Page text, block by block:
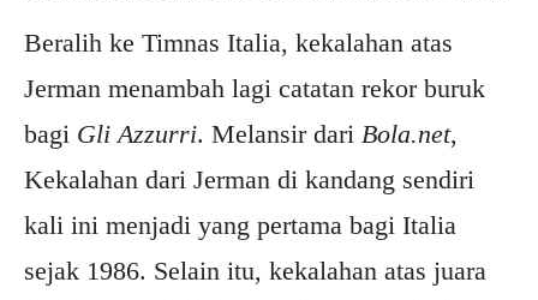
Beralih ke Timnas Italia, kekalahan atas
Jerman menambah lagi catatan rekor buruk
bagi Gli Azzurri. Melansir dari Bola.net,
Kekalahan dari Jerman di kandang sendiri
kali ini menjadi yang pertama bagi Italia
sejak 1986. Selain itu, kekalahan atas juara